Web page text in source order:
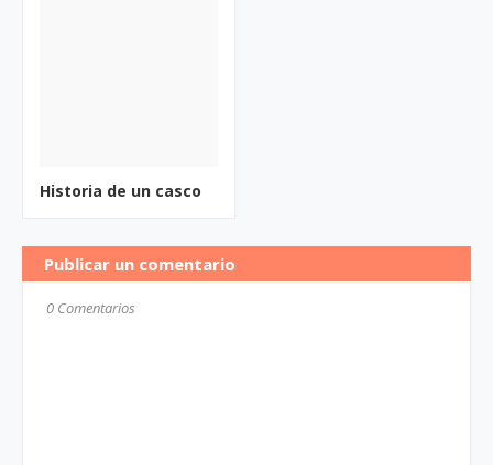
Historia de un casco
Publicar un comentario
0 Comentarios